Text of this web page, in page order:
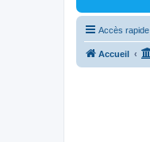
Accès rapide
Accueil